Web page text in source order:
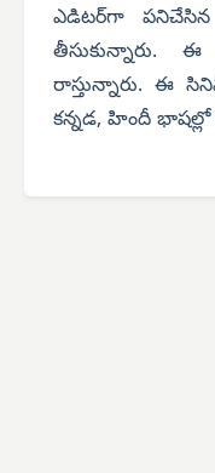
ఎడిటర్‌గా పనిచేసిన
తీసుకున్నారు.
రాస్తున్నారు. ఈ
కన్నడ, హిందీ భాషల్లో